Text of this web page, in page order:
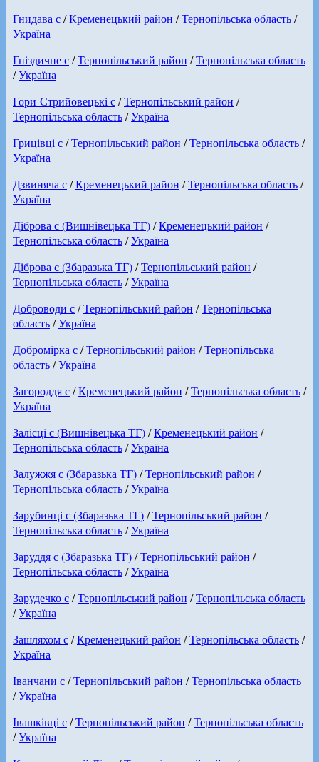
Гнидава с/Кременецький район /Тернопільська область/
Україна
Гніздичне с/Тернопільський район /Тернопільська область
/Україна
Гори-Стрийовецькі с/Тернопільський район /
Тернопільська область/Україна
Грицівці с/Тернопільський район /Тернопільська область/
Україна
Дзвиняча с/Кременецький район /Тернопільська область/
Україна
Діброва с (Вишнівецька ТГ)/Кременецький район /
Тернопільська область/Україна
Діброва с (Збаразька ТГ)/Тернопільський район /
Тернопільська область/Україна
Доброводи с/Тернопільський район /Тернопільська
область/Україна
Добромірка с/Тернопільський район /Тернопільська
область/Україна
Загороддя с/Кременецький район /Тернопільська область/
Україна
Залісці с (Вишнівецька ТГ)/Кременецький район /
Тернопільська область/Україна
Залужжя с (Збаразька ТГ)/Тернопільський район /
Тернопільська область/Україна
Зарубинці с (Збаразька ТГ)/Тернопільський район /
Тернопільська область/Україна
Заруддя с (Збаразька ТГ)/Тернопільський район /
Тернопільська область/Україна
Зарудечко с/Тернопільський район /Тернопільська область
/Україна
Зашляхом с/Кременецький район /Тернопільська область/
Україна
Іванчани с/Тернопільський район /Тернопільська область
/Україна
Івашківці с/Тернопільський район /Тернопільська область
/Україна